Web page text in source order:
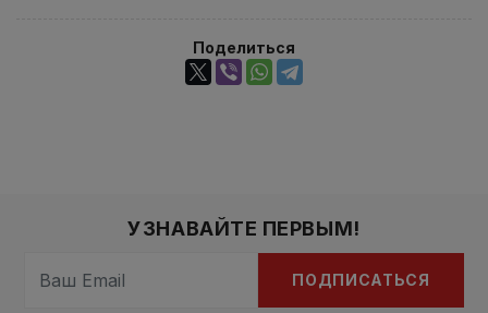
Поделиться
УЗНАВАЙТЕ ПЕРВЫМ!
ПОДПИСАТЬСЯ